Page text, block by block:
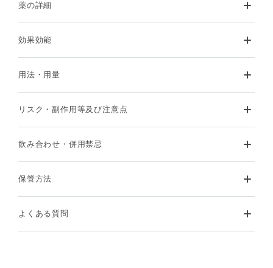
薬の詳細
効果効能
用法・用量
リスク・副作用等及び注意点
飲み合わせ・併用禁忌
保管方法
よくある質問